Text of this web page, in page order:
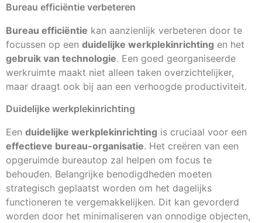
Bureau efficiëntie verbeteren
Bureau efficiëntie kan aanzienlijk verbeteren door te
focussen op een duidelijke werkplekinrichting en het
gebruik van technologie. Een goed georganiseerde
werkruimte maakt niet alleen taken overzichtelijker,
maar draagt ook bij aan een verhoogde productiviteit.
Duidelijke werkplekinrichting
Een duidelijke werkplekinrichting is cruciaal voor een
effectieve bureau-organisatie. Het creëren van een
opgeruimde bureautop zal helpen om focus te
behouden. Belangrijke benodigdheden moeten
strategisch geplaatst worden om het dagelijks
functioneren te vergemakkelijken. Dit kan gevorderd
worden door het minimaliseren van onnodige objecten,